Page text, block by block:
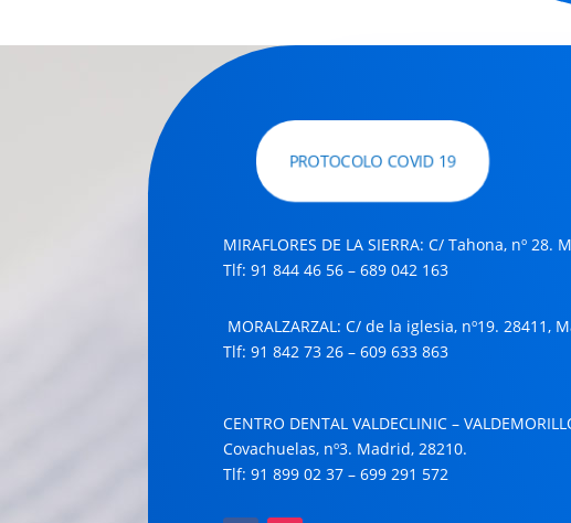
PROTOCOLO COVID 19
MIRAFLORES DE LA SIERRA: C/ Tahona, nº 28.
Tlf: 91 844 46 56 – 689 042 163
MORALZARZAL: C/ de la iglesia, nº19. 28411,
Tlf: 91 842 73 26 – 609 633 863
CENTRO DENTAL VALDECLINIC –
Covachuelas, nº3. Madrid, 28210.
Tlf: 91 899 02 37 – 699 291 572